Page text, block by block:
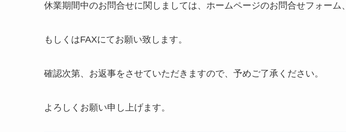
休業期間中のお問合せに関しましては、ホームページのお問合せフォーム、
もしくはFAXにてお願い致します。
確認次第、お返事をさせていただきますので、予めご了承ください。
よろしくお願い申し上げます。